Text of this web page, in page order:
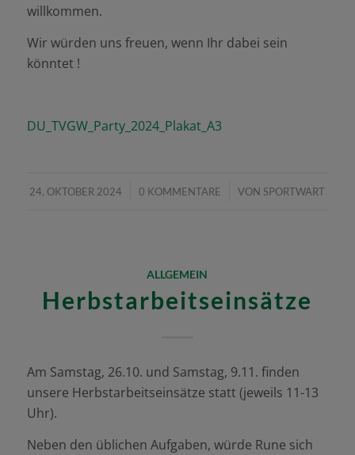
willkommen.
Wir würden uns freuen, wenn Ihr dabei sein
könntet !
DU_TVGW_Party_2024_Plakat_A3
24. OKTOBER 2024
/ 0 KOMMENTARE
/ VON SPORTWART
ALLGEMEIN
Herbstarbeitseinsätze
Am Samstag, 26.10. und Samstag, 9.11. finden
unsere Herbstarbeitseinsätze statt (jeweils 11-13
Uhr).
Neben den üblichen Aufgaben, würde Rune sich